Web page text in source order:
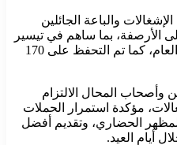
والباعة الجائلين
الأرصفة، بما ساهم في تيسير
الحركة المرورية وتوسعة الطريق العام، كما تم التحفظ على 170
المحال الالتزام
مؤكدة استمرار الحملات
الحضاري، وتقديم أفضل
أيام العيد.